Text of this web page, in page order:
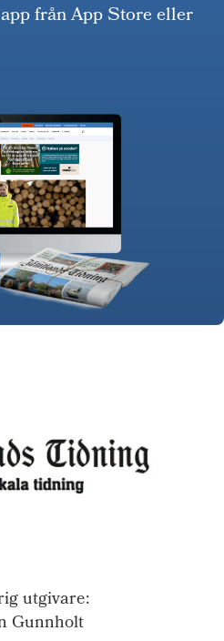
från App Store eller
utgivare:
Gunnholt